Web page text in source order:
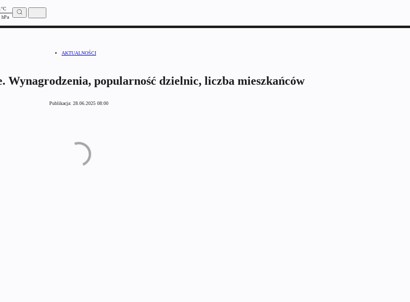
hPa
AKTUALNOŚCI
Wynagrodzenia, popularność dzielnic, liczba mieszkańców
Publikacja: 28.06.2025 08:00